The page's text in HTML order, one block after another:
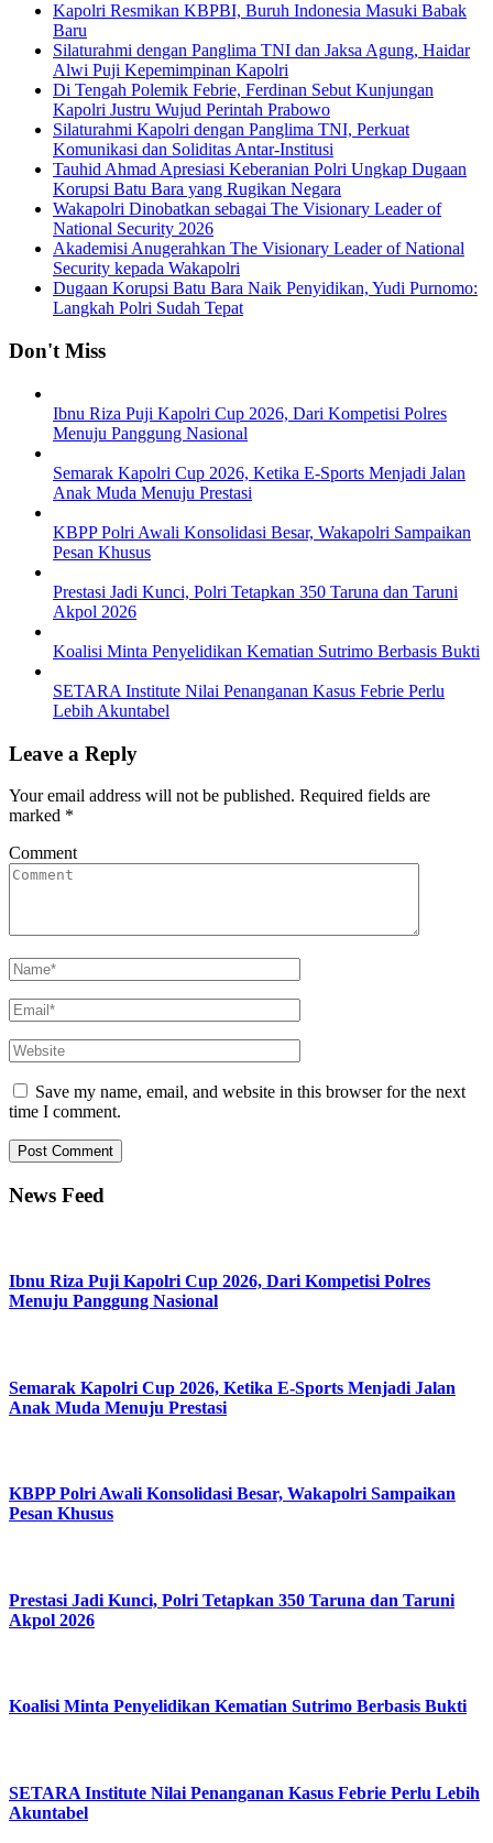
Kapolri Resmikan KBPBI, Buruh Indonesia Masuki Babak
Baru
Silaturahmi dengan Panglima TNI dan Jaksa Agung, Haidar
Alwi Puji Kepemimpinan Kapolri
Di Tengah Polemik Febrie, Ferdinan Sebut Kunjungan
Kapolri Justru Wujud Perintah Prabowo
Silaturahmi Kapolri dengan Panglima TNI, Perkuat
Komunikasi dan Soliditas Antar-Institusi
Tauhid Ahmad Apresiasi Keberanian Polri Ungkap Dugaan
Korupsi Batu Bara yang Rugikan Negara
Wakapolri Dinobatkan sebagai The Visionary Leader of
National Security 2026
Akademisi Anugerahkan The Visionary Leader of National
Security kepada Wakapolri
Dugaan Korupsi Batu Bara Naik Penyidikan, Yudi Purnomo:
Langkah Polri Sudah Tepat
Don't Miss
Ibnu Riza Puji Kapolri Cup 2026, Dari Kompetisi Polres
Menuju Panggung Nasional
Semarak Kapolri Cup 2026, Ketika E-Sports Menjadi Jalan
Anak Muda Menuju Prestasi
KBPP Polri Awali Konsolidasi Besar, Wakapolri Sampaikan
Pesan Khusus
Prestasi Jadi Kunci, Polri Tetapkan 350 Taruna dan Taruni
Akpol 2026
Koalisi Minta Penyelidikan Kematian Sutrimo Berbasis Bukti
SETARA Institute Nilai Penanganan Kasus Febrie Perlu
Lebih Akuntabel
Leave a Reply
Your email address will not be published. Required fields are
marked *
Comment
Save my name, email, and website in this browser for the next
time I comment.
News Feed
Ibnu Riza Puji Kapolri Cup 2026, Dari Kompetisi Polres
Menuju Panggung Nasional
Semarak Kapolri Cup 2026, Ketika E-Sports Menjadi Jalan
Anak Muda Menuju Prestasi
KBPP Polri Awali Konsolidasi Besar, Wakapolri Sampaikan
Pesan Khusus
Prestasi Jadi Kunci, Polri Tetapkan 350 Taruna dan Taruni
Akpol 2026
Koalisi Minta Penyelidikan Kematian Sutrimo Berbasis Bukti
SETARA Institute Nilai Penanganan Kasus Febrie Perlu Lebih
Akuntabel